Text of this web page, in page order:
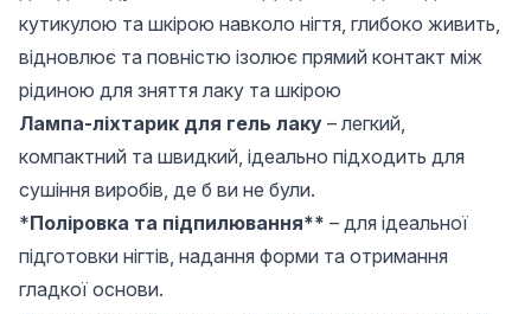
кутикулою та шкірою навколо нігтя, глибоко живить,
відновлює та повністю ізолює прямий контакт між
рідиною для зняття лаку та шкірою
Лампа-ліхтарик для гель лаку – легкий,
компактний та швидкий, ідеально підходить для
сушіння виробів, де б ви не були.
*Поліровка та підпилювання** – для ідеальної
підготовки нігтів, надання форми та отримання
гладкої основи.